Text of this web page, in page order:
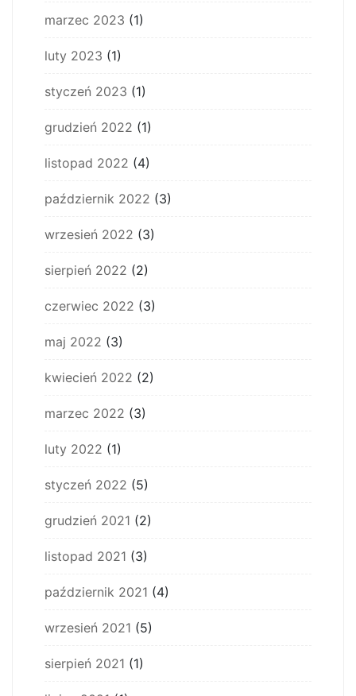
marzec 2023 (1)
luty 2023 (1)
styczeń 2023 (1)
grudzień 2022 (1)
listopad 2022 (4)
październik 2022 (3)
wrzesień 2022 (3)
sierpień 2022 (2)
czerwiec 2022 (3)
maj 2022 (3)
kwiecień 2022 (2)
marzec 2022 (3)
luty 2022 (1)
styczeń 2022 (5)
grudzień 2021 (2)
listopad 2021 (3)
październik 2021 (4)
wrzesień 2021 (5)
sierpień 2021 (1)